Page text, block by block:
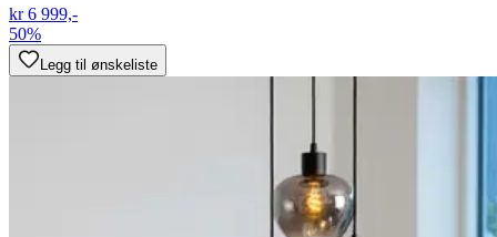
kr 6 999,-
50%
Legg til ønskeliste